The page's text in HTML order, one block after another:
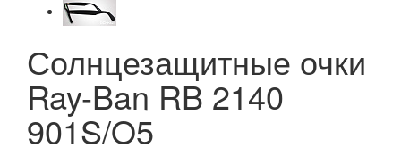
Солнцезащитные очки
Ray-Ban RB 2140
901S/O5